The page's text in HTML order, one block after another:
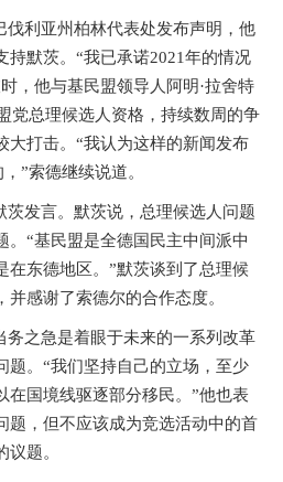
伐利亚州柏林代表处发布声明，他
持默茨。“我已承诺2021年的情况
，他与基民盟领导人阿明·拉舍特
党总理候选人资格，持续数周的争
大打击。“我认为这样的新闻发布
”索德继续说道。
茨发言。默茨说，总理候选人问题
。“基民盟是全德国民主中间派中
在东德地区。”默茨谈到了总理候
感谢了索德尔的合作态度。
务之急是着眼于未来的一系列改革
题。“我们坚持自己的立场，至少
在国境线驱逐部分移民。”他也表
题，但不应该成为竞选活动中的首
题。